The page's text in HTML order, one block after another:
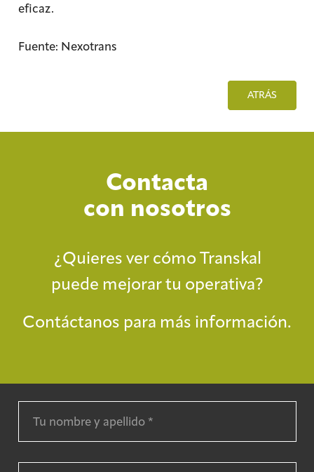
eficaz.
Fuente: Nexotrans
ATRÁS
Contacta
con nosotros
¿Quieres ver cómo Transkal
puede mejorar tu operativa?
Contáctanos para más información.